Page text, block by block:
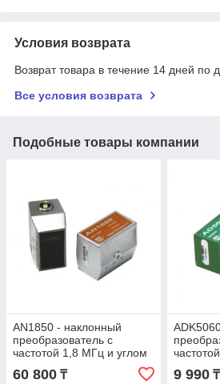
Условия возврата
Возврат товара в течение 14 дней по
Все условия возврата
Подобные товары компании
AN1850 - наклонный
преобразователь с
частотой 1,8 МГц и углом
ввода 50 град.
60 800 ₸
ввода
9 990₸